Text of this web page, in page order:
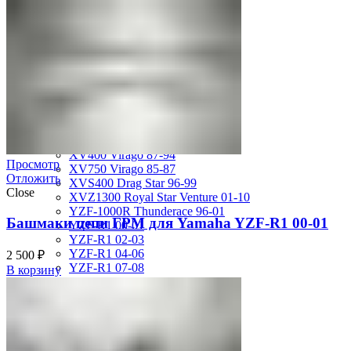
TDM850 96-01
TRX850 95-00
VMX12 V-max 88-07
XJR1200 94-98
XV400 Virago 87-94
XV750 Virago 85-87
XVS400 Drag Star 96-99
XVZ1300 Royal Star Venture 01-10
YZF-1000R Thunderace 96-01
YZF-R1 00-01
YZF-R1 02-03
YZF-R1 04-06
YZF-R1 07-08
YZF-R6 06-07
Просмотр
Отложить
Close
Башмаки цепи ГРМ для Yamaha YZF-R1 00-01
2 500 ₽
В корзину